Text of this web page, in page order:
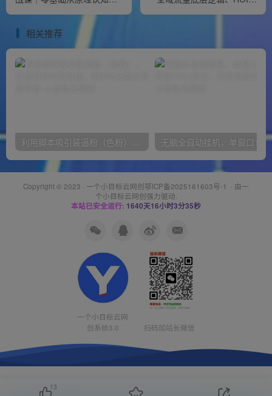
业宣传片自动化工作流全教
相关推荐
无脑全自动挂
Copyright © 2023 · 一个小目标云网创鄂ICP备2025161603号-1 · 由一
个小目标云网创强力驱动.
本站已安全运行: 1640天16小时3分35秒
一个小目标云网
创系统3.0
扫码加站长微信
13